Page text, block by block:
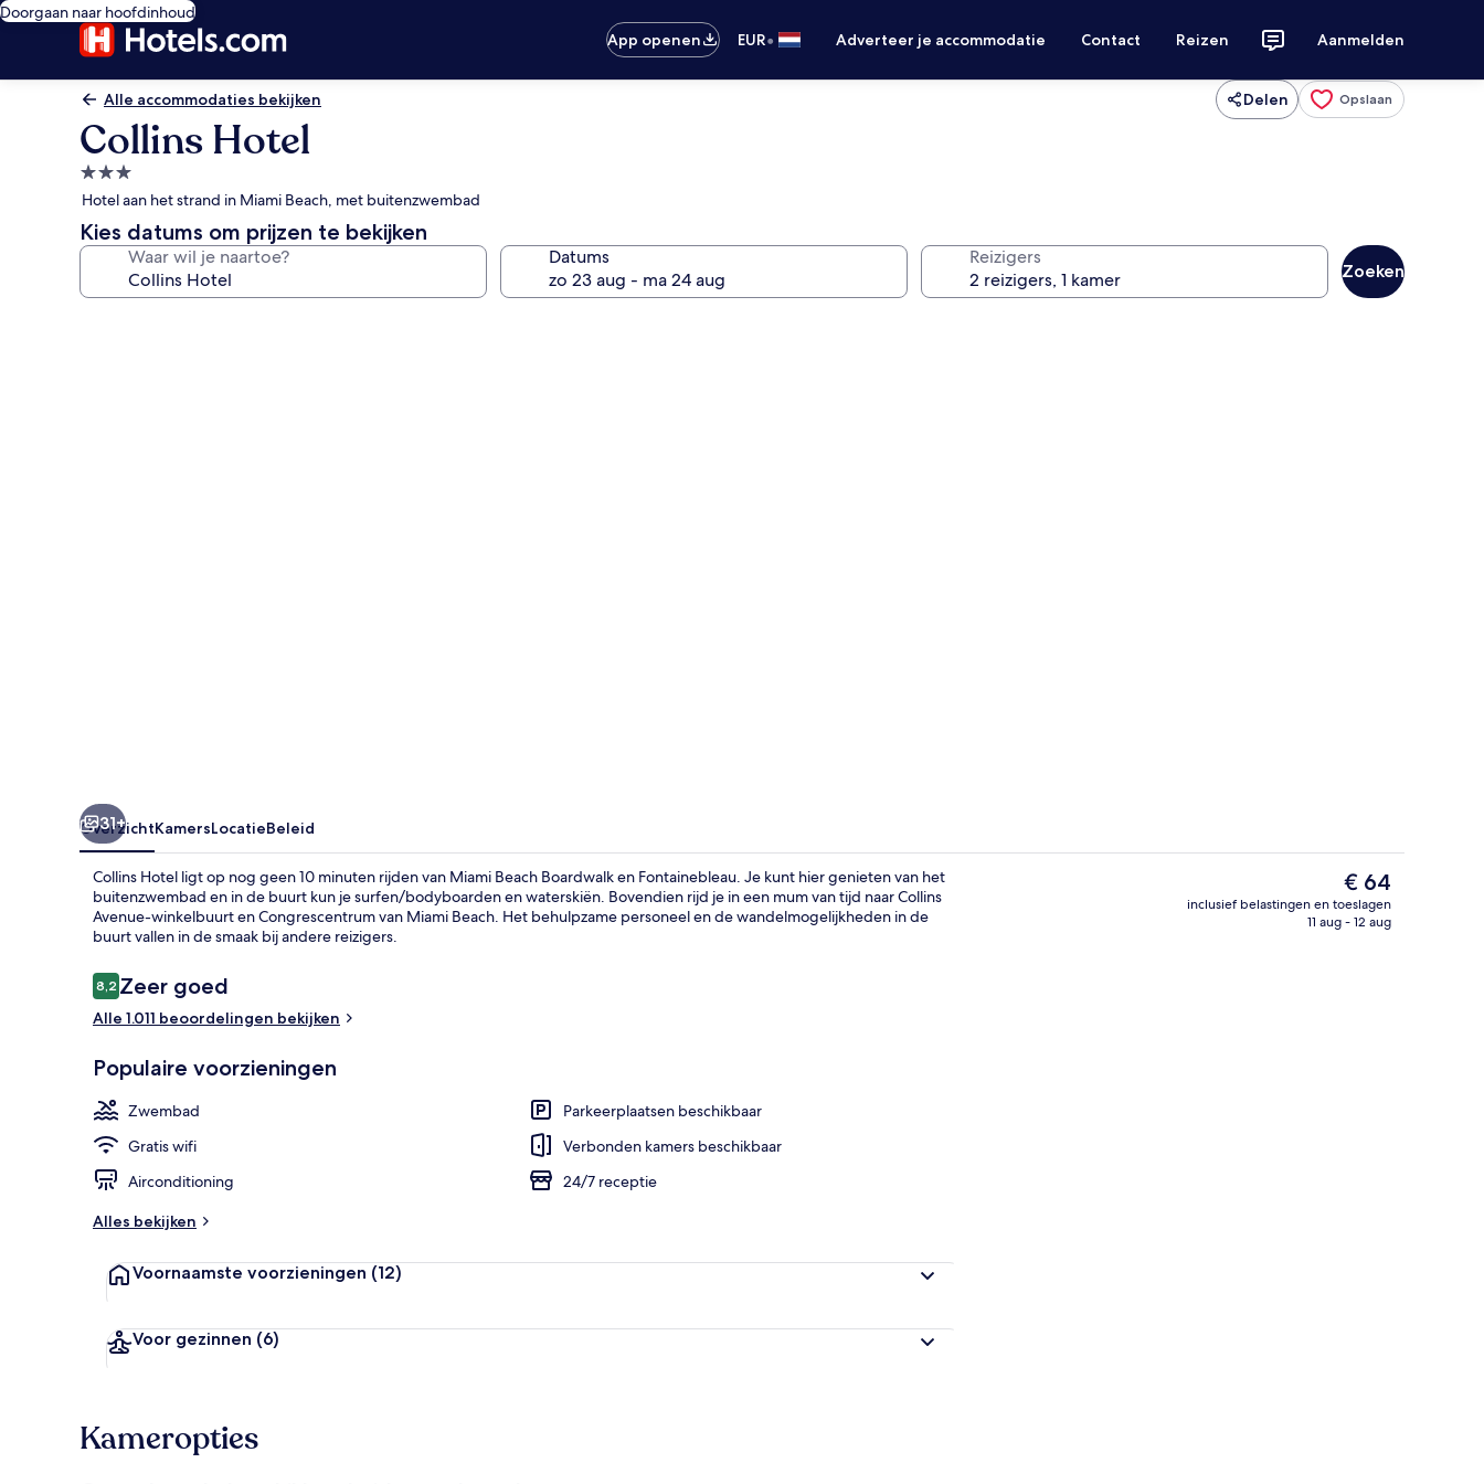
Doorgaan naar hoofdinhoud
App openen
EUR• Adverteer je accommodatie Contact Reizen Aanmelden
Alle accommodaties bekijken Delen Opslaan
Collins Hotel
3.0-
sterrenaccommodatie
Hotel aan het strand in Miami Beach, met buitenzwembad
Kies datums om prijzen te bekijken
Waar wil je naartoe? Datums Reizigers
Zoeken
31+
OverzichtKamersLocatieBeleid
Collins Hotel ligt op nog geen 10 minuten rijden van Miami Beach Boardwalk en Fontainebleau. Je kunt hier genieten van het
buitenzwembad en in de buurt kun je surfen/bodyboarden en waterskiën. Bovendien rijd je in een mum van tijd naar Collins
Avenue-winkelbuurt en Congrescentrum van Miami Beach. Het behulpzame personeel en de wandelmogelijkheden in de
buurt vallen in de smaak bij andere reizigers.
Beoordelingen
8,28,2 op 10 –
Zeer goed
Alle 1.011 beoordelingen bekijken
Populaire voorzieningen
Zwembad
Parkeerplaatsen beschikbaar
Gratis wifi
Verbonden kamers beschikbaar
Airconditioning
24/7 receptie
Alles bekijken
Voornaamste voorzieningen (12)
Voor gezinnen (6)
De
huidige
prijs
€ 64
inclusief belastingen en toeslagen
11 aug - 12 aug
Kameropties